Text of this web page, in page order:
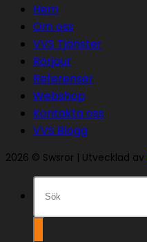
Hem
Om oss
VVS Tjänster
Rörjour
Referenser
Webshop
Kontakta oss
VVS Blogg
2026 © Swsror | Utvecklad av
efter: